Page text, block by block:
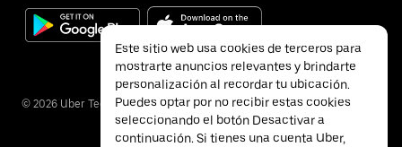
© 2026 Uber Technologies Inc.
Este sitio web usa cookies de terceros para
mostrarte anuncios relevantes y brindarte
personalización al recordar tu ubicación.
Puedes optar por no recibir estas cookies
seleccionando el botón Desactivar a
continuación. Si tienes una cuenta Uber,